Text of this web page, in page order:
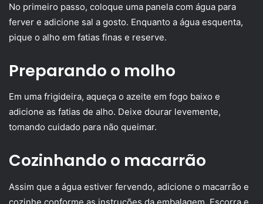
No primeiro passo, coloque uma panela com água para
ferver e adicione sal a gosto. Enquanto a água esquenta,
pique o alho em fatias finas e reserve.
Preparando o molho
Em uma frigideira, aqueça o azeite em fogo baixo e
adicione as fatias de alho. Deixe dourar levemente,
tomando cuidado para não queimar.
Cozinhando o macarrão
Assim que a água estiver fervendo, adicione o macarrão e